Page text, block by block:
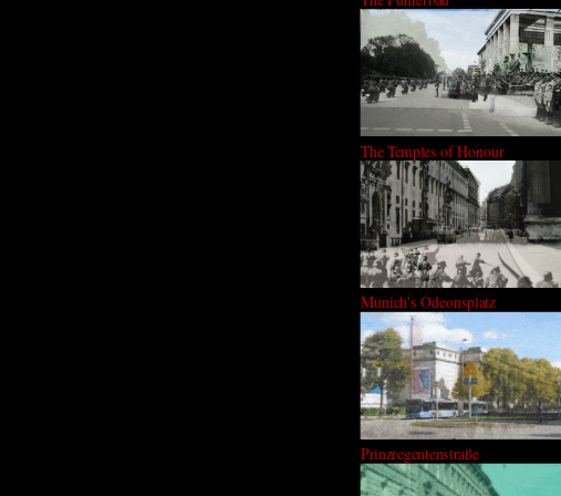
The Temples of Honour
Munich's Odeonsplatz
Prinzregentenstraße